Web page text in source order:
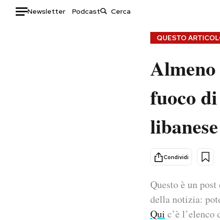
Newsletter Podcast
Storie/Idee
Altrecose
Mondiali calcio 2026
QUESTO
fuoco
libanese
Condividi
Questo è un
della notizia:
Qui c’è